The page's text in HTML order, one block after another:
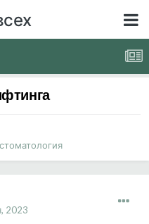
2023